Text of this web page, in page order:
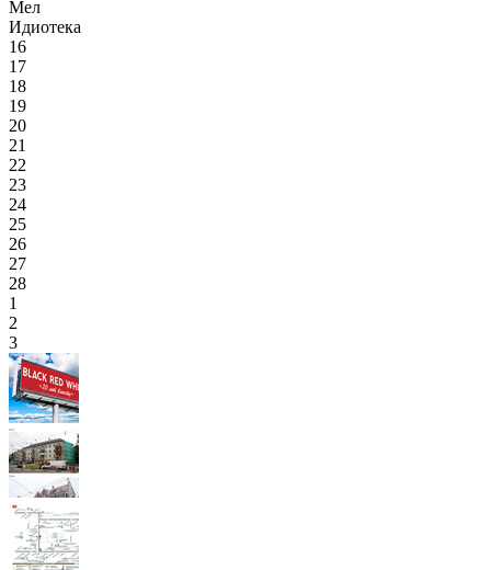
Мел
Идиотека
16
17
18
19
20
21
22
23
24
25
26
27
28
1
2
3